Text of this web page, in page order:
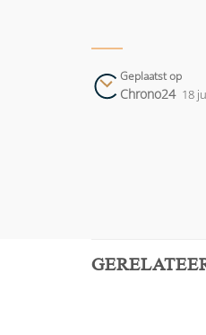
Geplaatst op
Chrono24 18